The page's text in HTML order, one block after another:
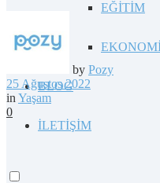
EĞİTİM
BLOG
İLETİŞİM
by Pozy
25 Ağustos 2022
in Yaşam
0